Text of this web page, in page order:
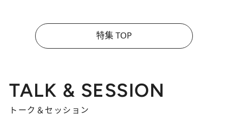
特集 TOP
TALK & SESSION
トーク＆セッション